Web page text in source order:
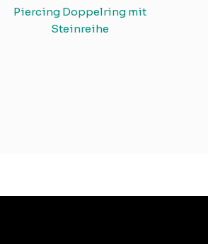
Piercing Doppelring mit
Steinreihe